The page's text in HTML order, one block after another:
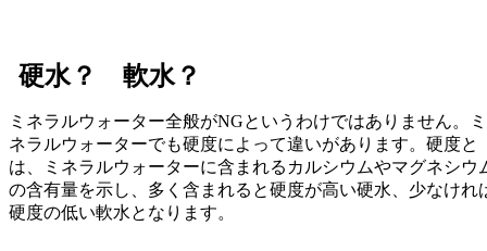
硬水？ 軟水？
ミネラルウォーター全般がNGというわけではありません。ミ
ネラルウォーターでも硬度によって違いがあります。硬度と
は、ミネラルウォーターに含まれるカルシウムやマグネシウ
の含有量を示し、多く含まれると硬度が高い硬水、少なけれ
硬度の低い軟水となります。